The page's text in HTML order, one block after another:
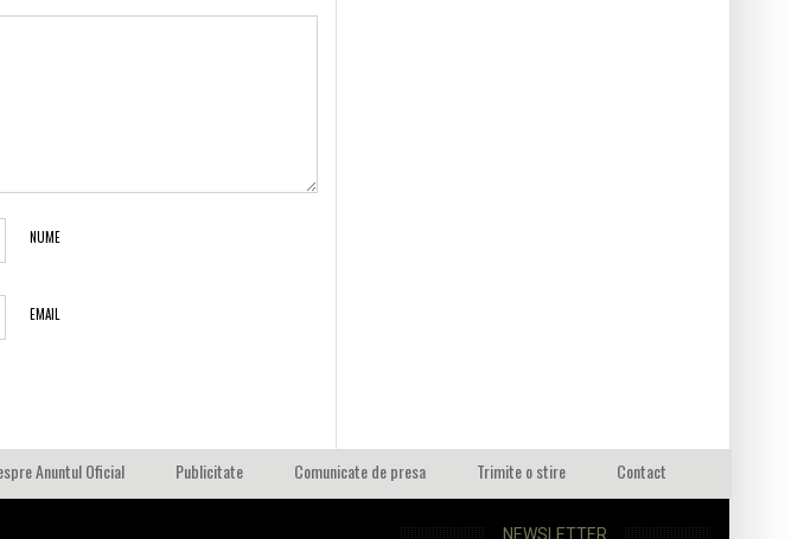
NUME
EMAIL
Anuntul Oficial Publicitate Comunicate de presa Trimite o stire Contact
NEWSLETTER